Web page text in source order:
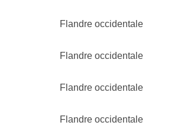
Flandre occidentale
Flandre occidentale
Flandre occidentale
Flandre occidentale